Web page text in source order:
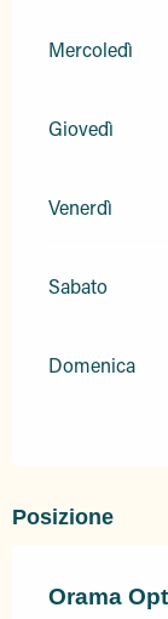
Mercoledì
Giovedì
Venerdì
Sabato
Domenica
Posizione
Orama